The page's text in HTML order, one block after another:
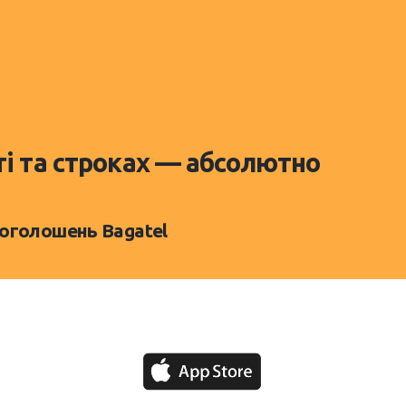
та строках — абсолютно
Bagatel